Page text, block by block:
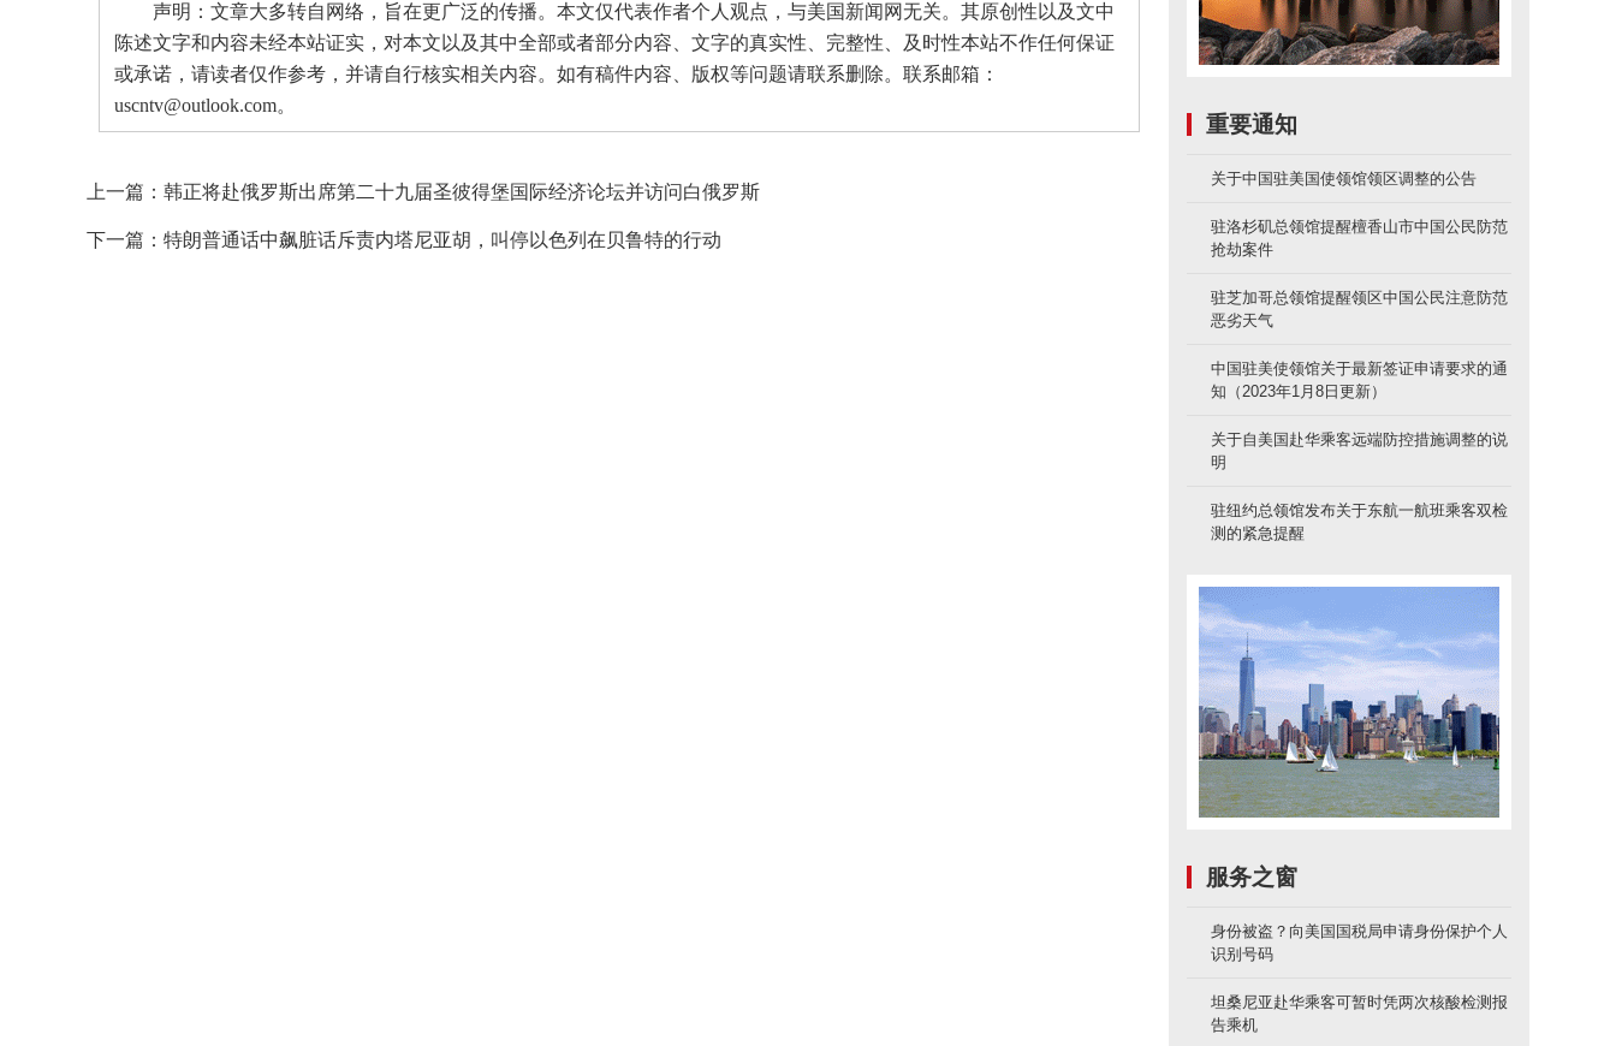
声明：文章大多转自网络，旨在更广泛的传播。本文仅代表作者个人观点，与美国新闻网无关。其原创性以及文中
陈述文字和内容未经本站证实，对本文以及其中全部或者部分内容、文字的真实性、完整性、及时性本站不作任何保证
或承诺，请读者仅作参考，并请自行核实相关内容。如有稿件内容、版权等问题请联系删除。联系邮箱：
uscntv@outlook.com。
上一篇： 韩正将赴俄罗斯出席第二十九届圣彼得堡国际经济论坛并访问白俄罗斯
下一篇： 特朗普通话中飙脏话斥责内塔尼亚胡，叫停以色列在贝鲁特的行动
重要通知
关于中国驻美国使领馆领区调整的公告
驻洛杉矶总领馆提醒檀香山市中国公民防范
抢劫案件
驻芝加哥总领馆提醒领区中国公民注意防范
恶劣天气
中国驻美使领馆关于最新签证申请要求的通
知（2023年1月8日更新）
关于自美国赴华乘客远端防控措施调整的说
明
驻纽约总领馆发布关于东航一航班乘客双检
测的紧急提醒
服务之窗
身份被盗？向美国国税局申请身份保护个人
识别号码
坦桑尼亚赴华乘客可暂时凭两次核酸检测报
告乘机